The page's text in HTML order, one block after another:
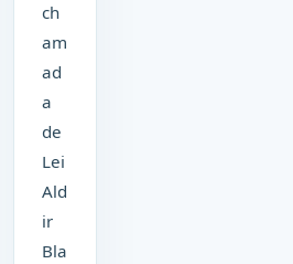
ch
am
ad
a
de
Lei
Ald
ir
Bla